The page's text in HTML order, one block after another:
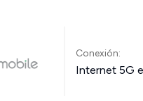
Conexión:
Internet 5G